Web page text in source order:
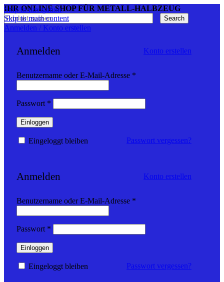
Skip to navigation
Skip to main content
IHR ONLINE SHOP FÜR METALL-HALBZEUG
Search
Anmelden / Konto erstellen
Anmelden Konto erstellen
Benutzername oder E-Mail-Adresse *
Passwort *
Einloggen
Passwort vergessen?
Eingeloggt bleiben
Anmelden Konto erstellen
Benutzername oder E-Mail-Adresse *
Passwort *
Einloggen
Passwort vergessen?
Eingeloggt bleiben